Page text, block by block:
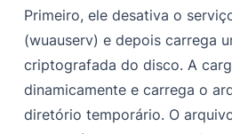
Primeiro, ele desativa o
(wuauserv) e depois carrega
criptografada do disco. A
dinamicamente e carrega o
diretório temporário. O